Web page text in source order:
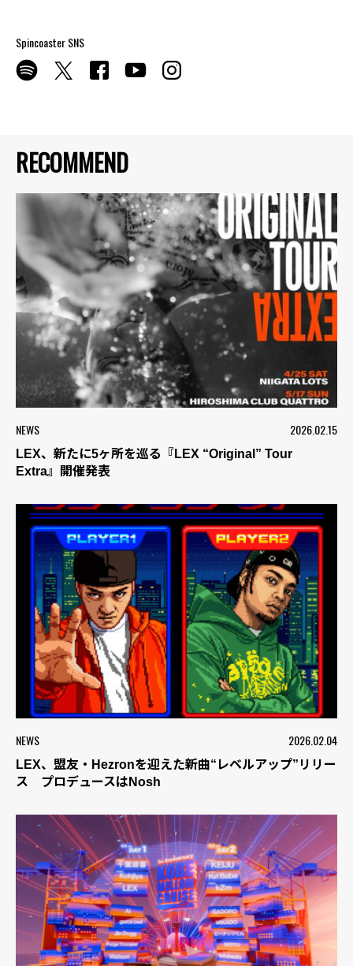
RECOMMEND
NEWS 2026.02.15
LEX、新たに5ヶ所を巡る『LEX “Original” Tour
Extra』開催発表
NEWS 2026.02.04
LEX、盟友・Hezronを迎えた新曲“レベルアップ”リリー
ス プロデュースはNosh
Spincoaster SNS